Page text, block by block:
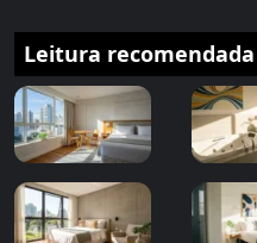
Leitura recomendada